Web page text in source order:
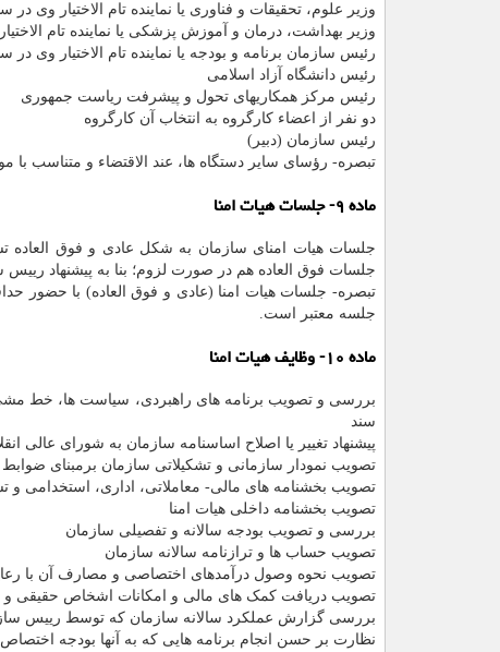
وزیر علوم، تحقیقات و فناوری یا نماینده تام الاختیار وی
وزیر بهداشت، درمان و آموزش پزشکی یا نماینده تام
رئیس سازمان برنامه و بودجه یا نماینده تام الاختیار وی
رئیس دانشگاه آزاد اسلامی
رئیس مرکز همکاریهای تحول و پیشرفت ریاست جمهوری
دو نفر از اعضاء کارگروه به انتخاب آن کارگروه
رئیس سازمان (دبیر)
تبصره- رؤسای سایر دستگاه ها، عند الاقتضاء و متناسب
ماده ۹- جلسات هیات امنا
جلسات هیات امنای سازمان به شکل عادی و فوق
جلسات فوق العاده هم در صورت لزوم؛ بنا به پیشنهاد رییس
تبصره- جلسات هیات امنا (عادی و فوق العاده) با حضور
جلسه معتبر است.
ماده ۱۰- وظایف هیات امنا
بررسی و تصویب برنامه های راهبردی، سیاست ها، خط مشی
سند
پیشنهاد تغییر یا اصلاح اساسنامه سازمان به شورای عالی
تصویب نمودار سازمانی و تشکیلاتی سازمان برمبنای
تصویب بخشنامه های مالی- معاملاتی، اداری، استخدامی و
تصویب بخشنامه داخلی هیات امنا
بررسی و تصویب بودجه سالانه و تفصیلی سازمان
تصویب حساب ها و ترازنامه سالانه سازمان
تصویب نحوه وصول درآمدهای اختصاصی و مصارف آن با
تصویب دریافت کمک های مالی و امکانات اشخاص حقیقی
بررسی گزارش عملکرد سالانه سازمان که توسط رییس
نظارت بر حسن انجام برنامه هایی که به آنها بودجه